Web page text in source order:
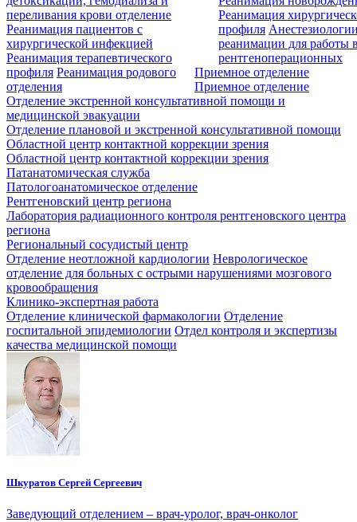
переливания крови отделение
Реанимация пациентов с
хирургической инфекцией
Реанимация терапевтического
профиля Реанимация родового
отделения
Реанимация
профиля
реанимации для работы
рентгеноперационных
Приемное отделение
Приемное отделение
Отделение экстренной консультативной помощи и
медицинской эвакуации
Отделение плановой и экстренной консультативной помощи
Областной центр контактной коррекции зрения
Областной центр контактной коррекции зрения
Патанатомическая служба
Патологоанатомическое отделение
Рентгеновский центр региона
Лаборатория радиационного контроля рентгеновского центра
региона
Региональный сосудистый центр
Отделение неотложной кардиологии Неврологическое
отделение для больных с острыми нарушениями мозгового
кровообращения
Клинико-экспертная работа
Отделение клинической фармакологии Отделение
госпитальной эпидемиологии Отдел контроля и экспертизы
качества медицинской помощи
Шкуратов Сергей Сергеевич
Заведующий отделением – врач-уролог, врач-онколог